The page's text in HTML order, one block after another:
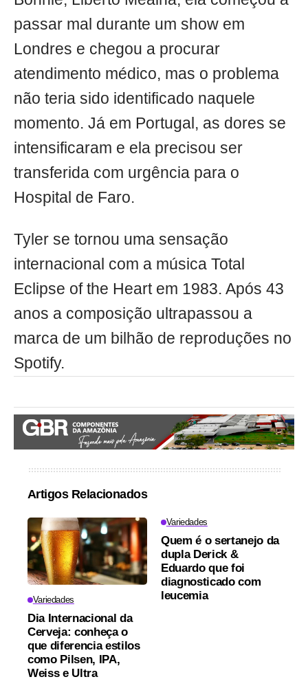
passar mal durante um show em
Londres e chegou a procurar
atendimento médico, mas o problema
não teria sido identificado naquele
momento. Já em Portugal, as dores se
intensificaram e ela precisou ser
transferida com urgência para o
Hospital de Faro.
Tyler se tornou uma sensação
internacional com a música Total
Eclipse of the Heart em 1983. Após 43
anos a composição ultrapassou a
marca de um bilhão de reproduções no
Spotify.
Artigos Relacionados
Variedades
Dia Internacional da
Cerveja: conheça o
que diferencia estilos
como Pilsen, IPA,
Weiss e Ultra
Variedades
Quem é o sertanejo da
dupla Derick &
Eduardo que foi
diagnosticado com
leucemia